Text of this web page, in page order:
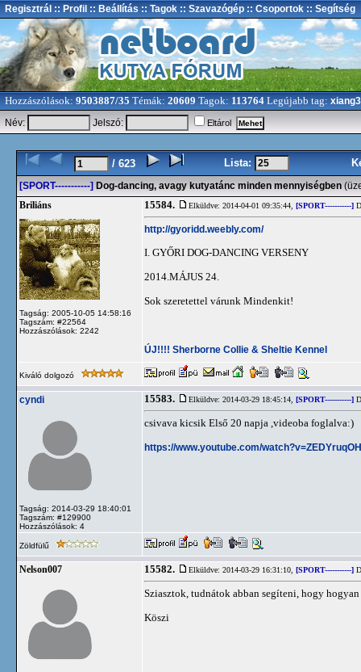
Regisztrál :: Profil :: Beállítás :: Tagok :: Szavazógép :: Csoportok :: Segítség
Hozzászólások: 9503887/35 Témák: 20609 Tagok: 113764 Legújabb tag:
Név:
Jelszó: Eltárol
/ 623 Lista:
[SPORT-----------] Dog-dancing, avagy kutyatánc minden mennyiségben
Briliáns
Tagság: 2005-10-05 14:58:16
Tagszám: #22564
Hozzászólások: 2242
15584. Elküldve: 2014-04-01 09:35:44, [SPORT-----------]
http://gyoridd.weebly.com/
I. GYŐRI DOG-DANCING VERSENY
2014.MÁJUS 24.
Sok szeretettel várunk Mindenkit!
ÚJ!!!! Sherborne Collie & Sheltie Kennel
Kiváló dolgozó
cyndi
Tagság: 2014-03-29 18:40:01
Tagszám: #129900
Hozzászólások: 4
15583. Elküldve: 2014-03-29 18:45:14, [SPORT-----------]
csivava kicsik Első 20 napja ,videoba foglalva:)
https://www.youtube.com/
Zöldfülű
Nelson007 15582. Elküldve: 2014-03-29 16:31:10, [SPORT-----------]
Sziasztok, tudnátok abban segíteni, hogy
Köszi